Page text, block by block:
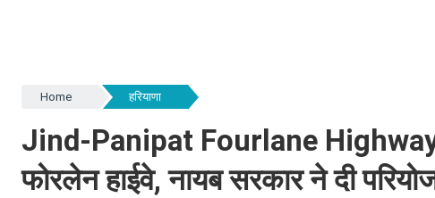
Home हरियाणा
Jind-Panipat Fourlane Highway:
फोरलेन हाईवे, नायब सरकार ने दी